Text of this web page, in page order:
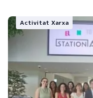
Activitat Xarxa